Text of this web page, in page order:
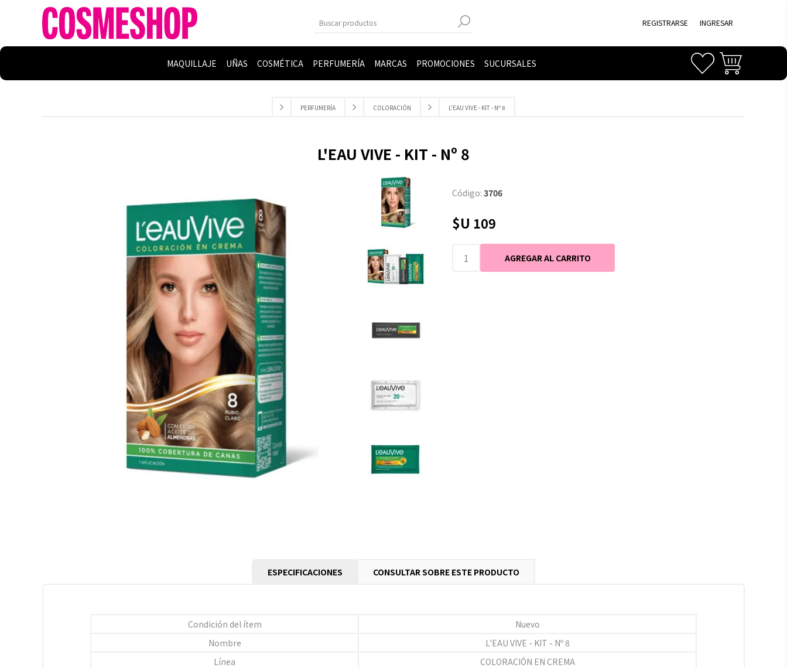
REGISTRARSE INGRESAR
MAQUILLAJE UÑAS COSMÉTICA PERFUMERÍA MARCAS PROMOCIONES SUCURSALES
PERFUMERÍA COLORACIÓN L'EAU VIVE - KIT - Nº 8
L'EAU VIVE - KIT - Nº 8
Código: 3706
$U 109
ESPECIFICACIONES CONSULTAR SOBRE ESTE PRODUCTO
Condición del ítem
Nuevo
Nombre
L'EAU VIVE - KIT - Nº 8
Línea
COLORACIÓN EN CREMA